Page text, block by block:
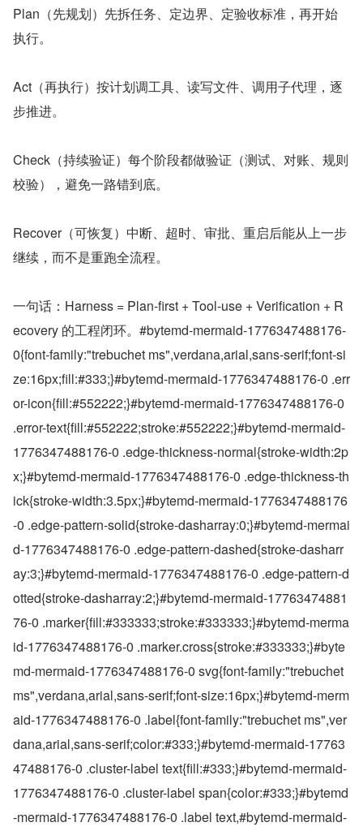
Plan（先规划）先拆任务、定边界、定验收标准，再开始
执行。
Act（再执行）按计划调工具、读写文件、调用子代理，逐
步推进。
Check（持续验证）每个阶段都做验证（测试、对账、规则
校验），避免一路错到底。
Recover（可恢复）中断、超时、审批、重启后能从上一步
继续，而不是重跑全流程。
一句话：Harness = Plan-first + Tool-use + Verification + R
ecovery 的工程闭环。#bytemd-mermaid-1776347488176-
0{font-family:"trebuchet ms",verdana,arial,sans-serif;font-si
ze:16px;fill:#333;}#bytemd-mermaid-1776347488176-0 .err
or-icon{fill:#552222;}#bytemd-mermaid-1776347488176-0
.error-text{fill:#552222;stroke:#552222;}#bytemd-mermaid-
1776347488176-0 .edge-thickness-normal{stroke-width:2p
x;}#bytemd-mermaid-1776347488176-0 .edge-thickness-th
ick{stroke-width:3.5px;}#bytemd-mermaid-1776347488176
-0 .edge-pattern-solid{stroke-dasharray:0;}#bytemd-mermai
d-1776347488176-0 .edge-pattern-dashed{stroke-dasharr
ay:3;}#bytemd-mermaid-1776347488176-0 .edge-pattern-d
otted{stroke-dasharray:2;}#bytemd-mermaid-17763474881
76-0 .marker{fill:#333333;stroke:#333333;}#bytemd-merma
id-1776347488176-0 .marker.cross{stroke:#333333;}#byte
md-mermaid-1776347488176-0 svg{font-family:"trebuchet
ms",verdana,arial,sans-serif;font-size:16px;}#bytemd-merm
aid-1776347488176-0 .label{font-family:"trebuchet ms",ver
dana,arial,sans-serif;color:#333;}#bytemd-mermaid-17763
47488176-0 .cluster-label text{fill:#333;}#bytemd-mermaid-
1776347488176-0 .cluster-label span{color:#333;}#bytemd
-mermaid-1776347488176-0 .label text,#bytemd-mermaid-